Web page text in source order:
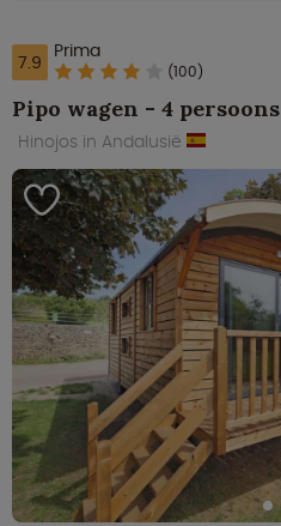
7.9 Prima
(100)
Pipo wagen - 4 persoons
Hinojos in Andalusië